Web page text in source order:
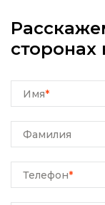
Имя*
Фамилия
Телефон*